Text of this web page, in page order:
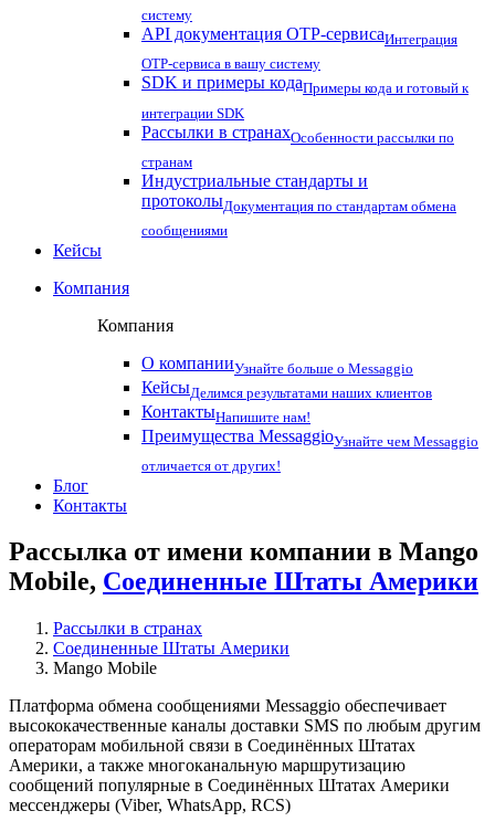
систему
API документация OTP-сервисаИнтеграция
OTP-сервиса в вашу систему
SDK и примеры кодаПримеры кода и готовый к
интеграции SDK
Рассылки в странахОсобенности рассылки по
странам
Индустриальные стандарты и
протоколыДокументация по стандартам обмена
сообщениями
Кейсы
Компания
Компания
О компанииУзнайте больше о Messaggio
КейсыДелимся результатами наших клиентов
КонтактыНапишите нам!
Преимущества MessaggioУзнайте чем Messaggio
отличается от других!
Блог
Контакты
Рассылка от имени компании в Mango
Mobile, Соединенные Штаты Америки
Рассылки в странах
Соединенные Штаты Америки
Mango Mobile
Платформа обмена сообщениями Messaggio обеспечивает
высококачественные каналы доставки SMS по любым другим
операторам мобильной связи в Соединённых Штатах
Америки, а также многоканальную маршрутизацию
сообщений популярные в Соединённых Штатах Америки
мессенджеры (Viber, WhatsApp, RCS)